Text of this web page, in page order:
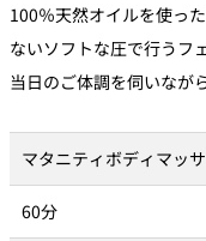
100％天然オイルを使っ
ないソフトな圧で行うフ
当日のご体調を伺いなが
マタニティボデ
60分